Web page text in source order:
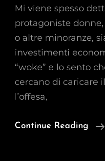
Mi viene spesso
protagoniste
o altre minoranze,
investimenti
“woke” e lo sento
cercano di caricare
l’offesa,
Continue Reading